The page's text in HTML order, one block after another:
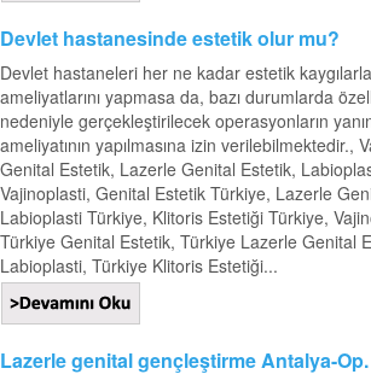
Devlet hastanesinde estetik olur mu?
Devlet hastaneleri her ne kadar estetik
ameliyatlarını yapmasa da, bazı durumlarda
nedeniyle gerçekleştirilecek operasyonların
ameliyatının yapılmasına izin verilebilmektedir.,
Genital Estetik, Lazerle Genital Estetik,
Vajinoplasti, Genital Estetik Türkiye, Lazerle
Labioplasti Türkiye, Klitoris Estetiği Türkiye,
Türkiye Genital Estetik, Türkiye Lazerle Genital
Labioplasti, Türkiye Klitoris Estetiği...
Lazerle genital gençleştirme Antalya-